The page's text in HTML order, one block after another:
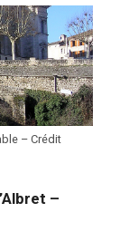
– Crédit
–